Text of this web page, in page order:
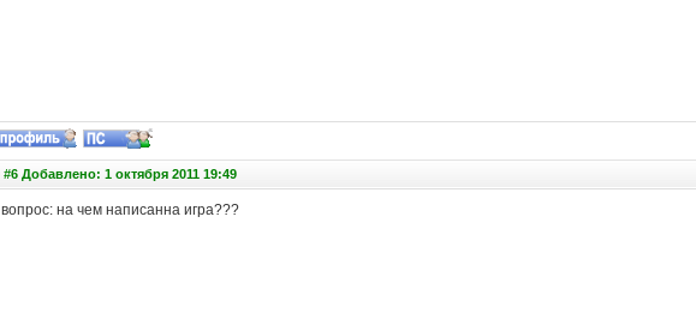
#6 Добавлено: 1 октября 2011 19:49
вопрос: на чем написанна игра???